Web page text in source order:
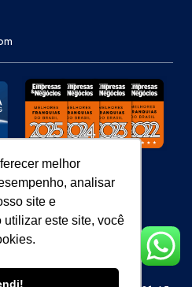
melhor
analisar
site e
utilizar este site, você
100% Seguro